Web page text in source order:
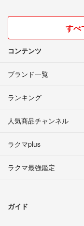
すべ
コンテンツ
ブランド一覧
ランキング
人気商品チャンネル
ラクマplus
ラクマ最強鑑定
ガイド